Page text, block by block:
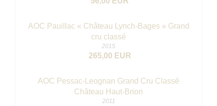
AOC Pauillac « Château Lynch-Bages » Grand
cru classé
2015
265,00 EUR
AOC Pessac-Leognan Grand Cru Classé
Château Haut-Brion
2011